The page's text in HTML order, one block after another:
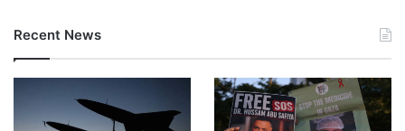
Recent News